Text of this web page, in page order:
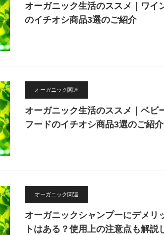
オーガニック生活のススメ｜ワイ
のイチオシ商品3選のご紹介
オーガニック関連
オーガニック生活のススメ｜ベビ
フードのイチオシ商品3選のご紹介
オーガニック関連
オーガニックシャンプーにデメリ
トはある？使用上の注意点も解説